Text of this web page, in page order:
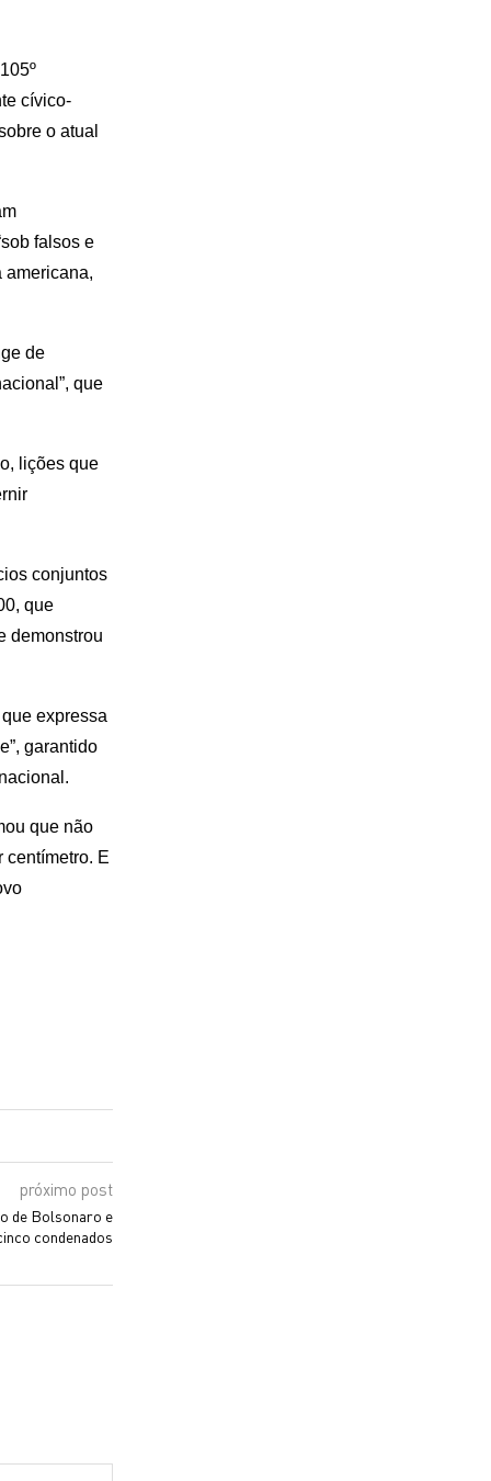
cívico-
o atual
falsos e
americana,
de
que
lições que
conjuntos
que
demonstrou
expressa
garantido
que não
centímetro. E
próximo post
de Bolsonaro e
condenados